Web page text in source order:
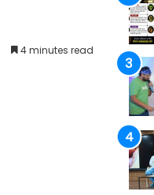
4 minutes read